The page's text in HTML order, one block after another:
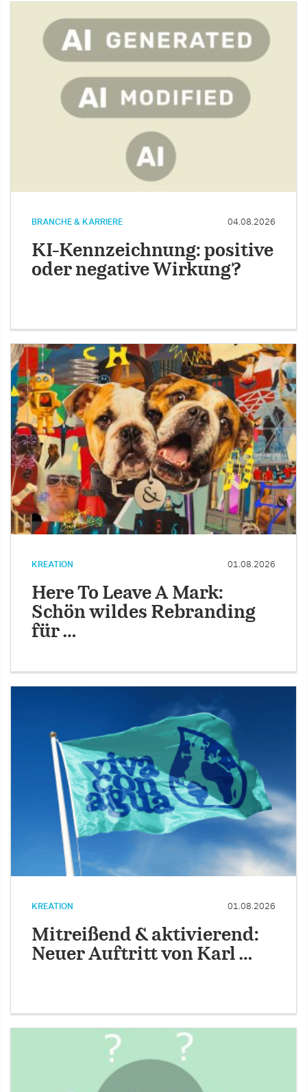
BRANCHE & KARRIERE 04.08.2026
KI-Kennzeichnung: positive
oder negative Wirkung?
KREATION 01.08.2026
Here To Leave A Mark:
Schön wildes Rebranding
für …
KREATION 01.08.2026
Mitreißend & aktivierend:
Neuer Auftritt von Karl …